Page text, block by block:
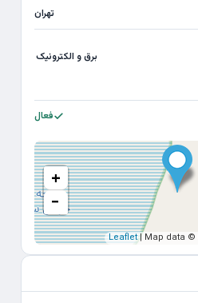
تهران
برق و الکترونیک
فعال
+
−
Leaflet| Map data ©